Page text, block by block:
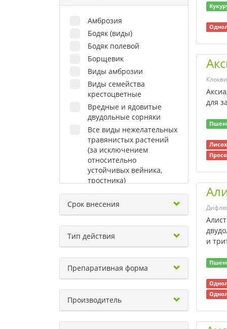
Амброзия
Бодяк (виды)
Бодяк полевой
Борщевик
Виды амброзии
Виды семейства
крестоцветные
Вредные и ядовитые
двудольные сорняки
Все виды нежелательных
травянистых растений
(за исключением
относительно
устойчивых вейника,
тростника)
Все виды нежелательных
травянистых растений
Вьюнок полевой
Горец (виды)
Горец птичий
Горчица полевая
Гречишка вьюнковая
Двудольные сорные
растения
Двудольные
травянистые растения
Срок внесения
Тип действия
Препаративная форма
Производитель
для
и